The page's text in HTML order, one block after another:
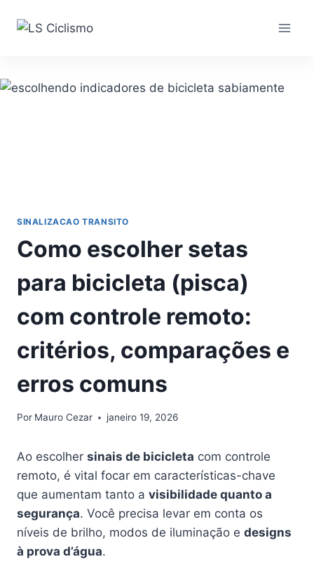
para
SINALIZACAO TRANSITO
Como escolher setas
para bicicleta (pisca)
com controle remoto:
critérios, comparações e
erros comuns
Por Mauro Cezar janeiro 19, 2026
Ao escolher sinais de bicicleta com controle
remoto, é vital focar em características-chave
que aumentam tanto a visibilidade quanto a
segurança. Você precisa levar em conta os
níveis de brilho, modos de iluminação e designs
à prova d’água.